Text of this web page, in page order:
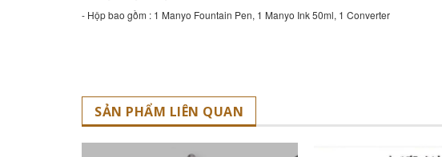
- Hộp bao gồm : 1 Manyo Fountain Pen, 1 Manyo Ink 50ml, 1 Converter
SẢN PHẨM LIÊN QUAN